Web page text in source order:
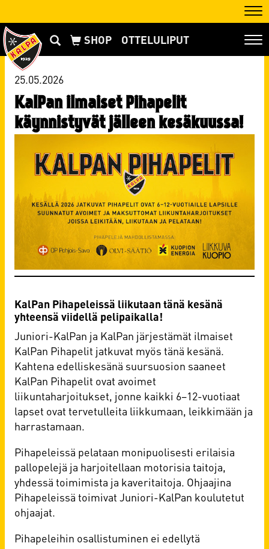
OTTELULIPUT
25.05.2026
KalPan ilmaiset Pihapelit
käynnistyvät jälleen kesäkuussa!
KalPan Pihapeleissä liikutaan tänä kesänä
yhteensä viidellä pelipaikalla!
Juniori-KalPan ja KalPan järjestämät ilmaiset
KalPan Pihapelit jatkuvat myös tänä kesänä.
Kahtena edelliskesänä suursuosion saaneet
KalPan Pihapelit ovat avoimet
liikuntaharjoitukset, jonne kaikki 6–12-vuotiaat
lapset ovat tervetulleita liikkumaan, leikkimään ja
harrastamaan.
Pihapeleissä pelataan monipuolisesti erilaisia
pallopelejä ja harjoitellaan motorisia taitoja,
yhdessä toimimista ja kaveritaitoja. Ohjaajina
Pihapeleissä toimivat Juniori-KalPan koulutetut
ohjaajat.
Pihapeleihin osallistuminen ei edellytä